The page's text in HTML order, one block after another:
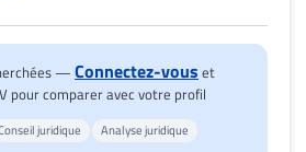
— Connectez-vous et
pour comparer avec votre profil
juridique Analyse juridique